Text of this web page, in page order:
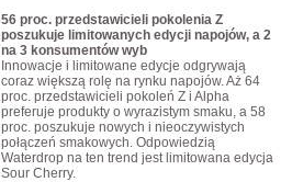
56 proc. przedstawicieli pokolenia Z
poszukuje limitowanych edycji napojów, a 2
na 3 konsumentów wyb
Innowacje i limitowane edycje odgrywają
coraz większą rolę na rynku napojów. Aż 64
proc. przedstawicieli pokoleń Z i Alpha
preferuje produkty o wyrazistym smaku, a 58
proc. poszukuje nowych i nieoczywistych
połączeń smakowych. Odpowiedzią
Waterdrop na ten trend jest limitowana edycja
Sour Cherry.